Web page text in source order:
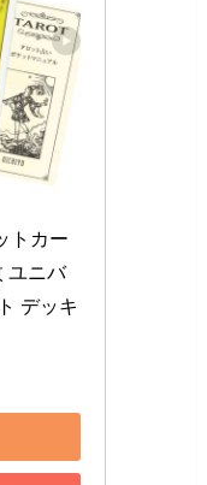
トカー
ユニバ
デッキ